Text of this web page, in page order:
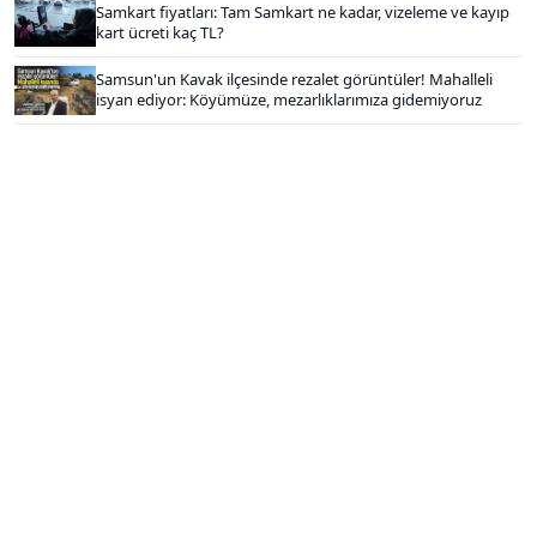
Samkart fiyatları: Tam Samkart ne kadar, vizeleme ve kayıp
kart ücreti kaç TL?
Samsun'un Kavak ilçesinde rezalet görüntüler! Mahalleli
isyan ediyor: Köyümüze, mezarlıklarımıza gidemiyoruz